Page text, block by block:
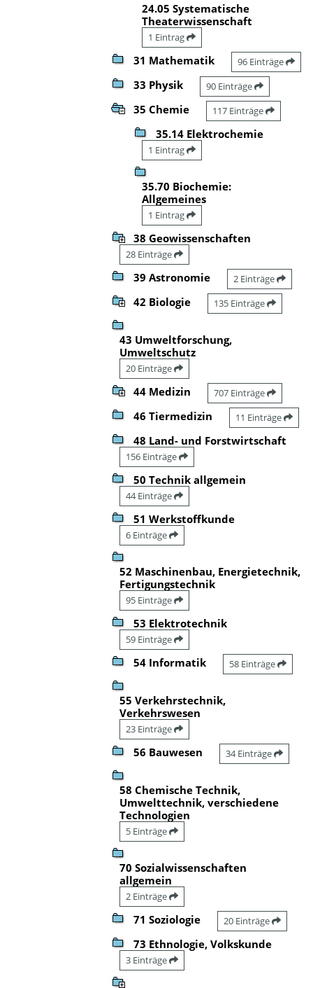
24.05 Systematische
Theaterwissenschaft
1 Eintrag
31 Mathematik 96 Einträge
33 Physik 90 Einträge
35 Chemie 117 Einträge
35.14 Elektrochemie
1 Eintrag
35.70 Biochemie:
Allgemeines
1 Eintrag
38 Geowissenschaften
28 Einträge
39 Astronomie 2 Einträge
42 Biologie 135 Einträge
43 Umweltforschung,
Umweltschutz
20 Einträge
44 Medizin 707 Einträge
46 Tiermedizin 11 Einträge
48 Land- und Forstwirtschaft
156 Einträge
50 Technik allgemein
44 Einträge
51 Werkstoffkunde
6 Einträge
52 Maschinenbau, Energietechnik,
Fertigungstechnik
95 Einträge
53 Elektrotechnik
59 Einträge
54 Informatik 58 Einträge
55 Verkehrstechnik,
Verkehrswesen
23 Einträge
56 Bauwesen 34 Einträge
58 Chemische Technik,
Umwelttechnik, verschiedene
Technologien
5 Einträge
70 Sozialwissenschaften
allgemein
2 Einträge
71 Soziologie 20 Einträge
73 Ethnologie, Volkskunde
3 Einträge